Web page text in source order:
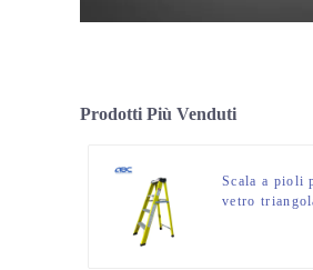
Prodotti Più Venduti
Scala a pioli
vetro